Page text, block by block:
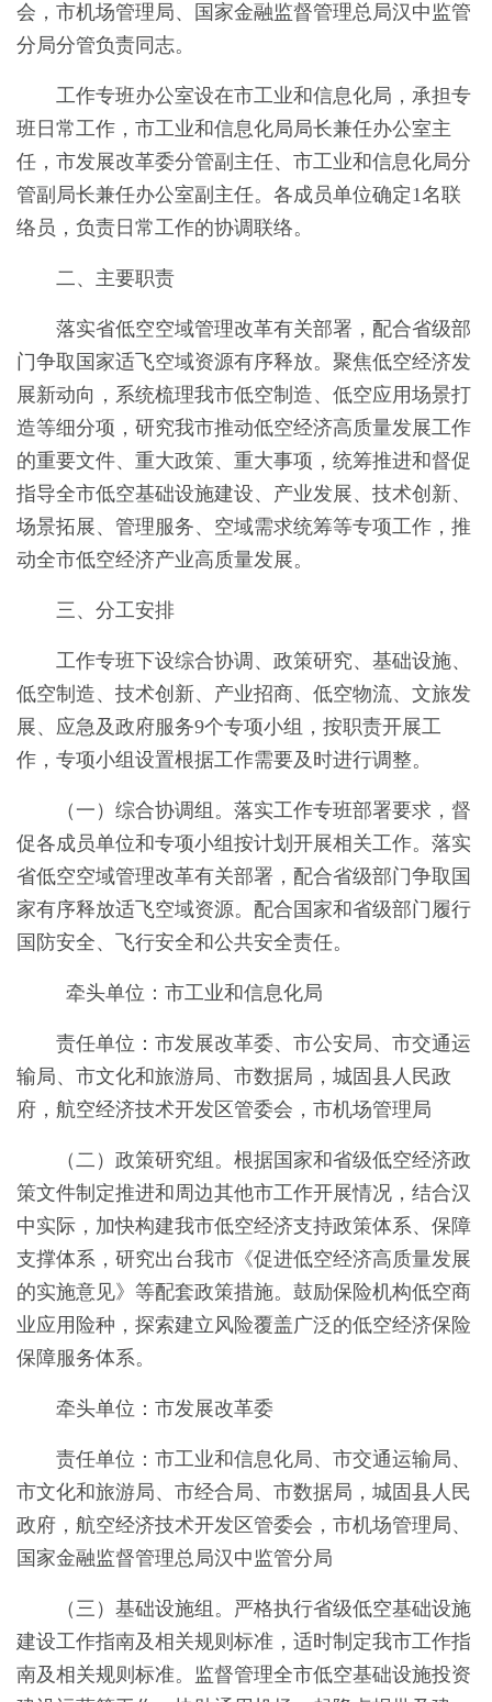
会，市机场管理局、国家金融监督管理总局汉中监管
分局分管负责同志。
工作专班办公室设在市工业和信息化局，承担专
班日常工作，市工业和信息化局局长兼任办公室主
任，市发展改革委分管副主任、市工业和信息化局分
管副局长兼任办公室副主任。各成员单位确定1名联
络员，负责日常工作的协调联络。
二、主要职责
落实省低空空域管理改革有关部署，配合省级部
门争取国家适飞空域资源有序释放。聚焦低空经济发
展新动向，系统梳理我市低空制造、低空应用场景打
造等细分项，研究我市推动低空经济高质量发展工作
的重要文件、重大政策、重大事项，统筹推进和督促
指导全市低空基础设施建设、产业发展、技术创新、
场景拓展、管理服务、空域需求统筹等专项工作，推
动全市低空经济产业高质量发展。
三、分工安排
工作专班下设综合协调、政策研究、基础设施、
低空制造、技术创新、产业招商、低空物流、文旅发
展、应急及政府服务9个专项小组，按职责开展工
作，专项小组设置根据工作需要及时进行调整。
（一）综合协调组。落实工作专班部署要求，督
促各成员单位和专项小组按计划开展相关工作。落实
省低空空域管理改革有关部署，配合省级部门争取国
家有序释放适飞空域资源。配合国家和省级部门履行
国防安全、飞行安全和公共安全责任。
牵头单位：市工业和信息化局
责任单位：市发展改革委、市公安局、市交通运
输局、市文化和旅游局、市数据局，城固县人民政
府，航空经济技术开发区管委会，市机场管理局
（二）政策研究组。根据国家和省级低空经济政
策文件制定推进和周边其他市工作开展情况，结合汉
中实际，加快构建我市低空经济支持政策体系、保障
支撑体系，研究出台我市《促进低空经济高质量发展
的实施意见》等配套政策措施。鼓励保险机构低空商
业应用险种，探索建立风险覆盖广泛的低空经济保险
保障服务体系。
牵头单位：市发展改革委
责任单位：市工业和信息化局、市交通运输局、
市文化和旅游局、市经合局、市数据局，城固县人民
政府，航空经济技术开发区管委会，市机场管理局、
国家金融监督管理总局汉中监管分局
（三）基础设施组。严格执行省级低空基础设施
建设工作指南及相关规则标准，适时制定我市工作指
南及相关规则标准。监督管理全市低空基础设施投资